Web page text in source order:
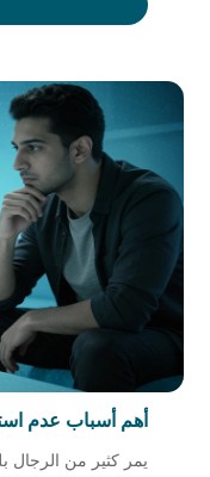
أهم أسباب عدم
يمر كثير من الرجال